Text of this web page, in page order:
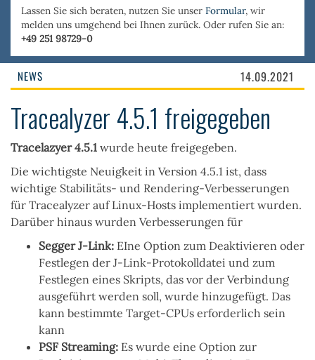
Lassen Sie sich beraten, nutzen Sie unser Formular, wir
melden uns umgehend bei Ihnen zurück. Oder rufen Sie an:
+49 251 98729-0
NEWS 14.09.2021
Tracealyzer 4.5.1 freigegeben
Tracelazyer 4.5.1 wurde heute freigegeben.
Die wichtigste Neuigkeit in Version 4.5.1 ist, dass
wichtige Stabilitäts- und Rendering-Verbesserungen
für Tracealyzer auf Linux-Hosts implementiert wurden.
Darüber hinaus wurden Verbesserungen für
Segger J-Link: EIne Option zum Deaktivieren oder
Festlegen der J-Link-Protokolldatei und zum
Festlegen eines Skripts, das vor der Verbindung
ausgeführt werden soll, wurde hinzugefügt. Das
kann bestimmte Target-CPUs erforderlich sein
kann
PSF Streaming: Es wurde eine Option zur